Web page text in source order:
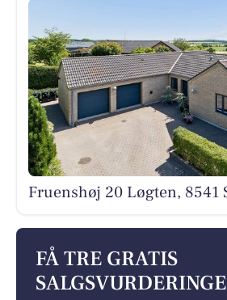
Fruenshøj 20 Løgten, 8541
FÅ TRE GRATIS